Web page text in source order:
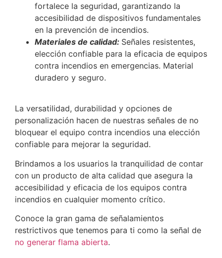
fortalece la seguridad, garantizando la
accesibilidad de dispositivos fundamentales
en la prevención de incendios.
Materiales de calidad: Señales resistentes,
elección confiable para la eficacia de equipos
contra incendios en emergencias. Material
duradero y seguro.
La versatilidad, durabilidad y opciones de
personalización hacen de nuestras señales de no
bloquear el equipo contra incendios una elección
confiable para mejorar la seguridad.
Brindamos a los usuarios la tranquilidad de contar
con un producto de alta calidad que asegura la
accesibilidad y eficacia de los equipos contra
incendios en cualquier momento crítico.
Conoce la gran gama de señalamientos
restrictivos que tenemos para ti como la señal de
no generar flama abierta.